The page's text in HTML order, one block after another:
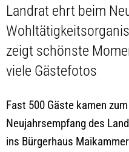
Landrat ehrt beim
zeigt schönste
viele Gästefotos
Fast 500 Gäste kamen
Neujahrsempfang des
ins Bürgerhaus